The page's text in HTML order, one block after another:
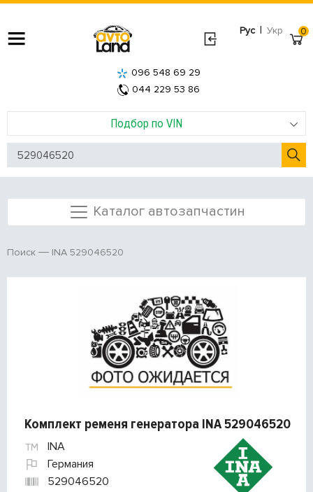
Рус | Укр
Подбор по VIN
096 548 69 29
044 229 53 86
0
Каталог автозапчастин
Поиск INA 529046520
Комплект ременя генератора INA 529046520
INA
Германия
529046520